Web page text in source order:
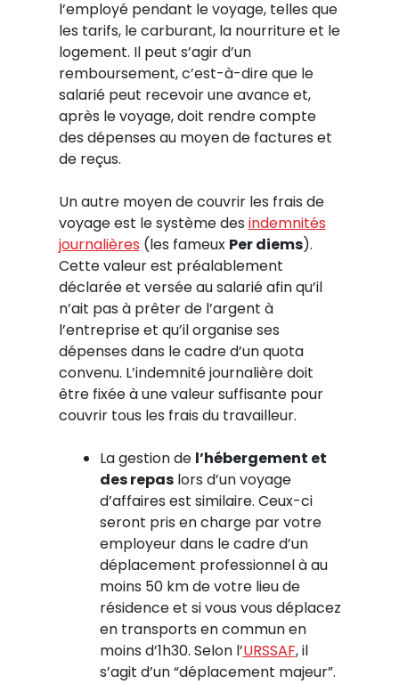
l’employé pendant le voyage, telles que
les tarifs, le carburant, la nourriture et le
logement. Il peut s’agir d’un
remboursement, c’est-à-dire que le
salarié peut recevoir une avance et,
après le voyage, doit rendre compte
des dépenses au moyen de factures et
de reçus.
Un autre moyen de couvrir les frais de
voyage est le système des indemnités
journalières (les fameux Per diems).
Cette valeur est préalablement
déclarée et versée au salarié afin qu’il
n’ait pas à prêter de l’argent à
l’entreprise et qu’il organise ses
dépenses dans le cadre d’un quota
convenu. L’indemnité journalière doit
être fixée à une valeur suffisante pour
couvrir tous les frais du travailleur.
La gestion de l’hébergement et
des repaslors d’un voyage
d’affaires est similaire. Ceux-ci
seront pris en charge par votre
employeur dans le cadre d’un
déplacement professionnel à au
moins 50 km de votre lieu de
résidence et si vous vous déplacez
en transports en commun en
moins d’1h30. Selon l’URSSAF, il
s’agit d’un “déplacement majeur”.